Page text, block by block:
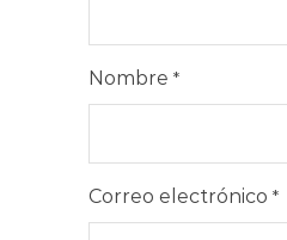
Nombre *
Correo electrónico *